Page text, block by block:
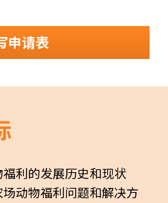
申请表
利的发展历史和现状
动物福利问题和解决方